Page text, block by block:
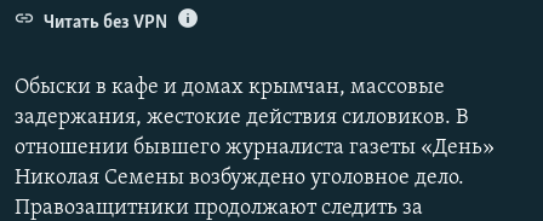
Вернутся
поиску
ИНТЕРАКТИВ
ТЕЛЕПРОЕКТ КРЫМ.РЕАЛИИ
СОВЕТЫ ПРАВОЗАЩИТНИКОВ
ПРОПАВШИЕ БЕЗ ВЕСТИ
РАДІО СВОБОДА
КАК ОБОЙТИ БЛОКИРОВКУ
Українською
Qırımtatar
Обыски в кафе и домах крымчан, массовые
задержания, жестокие действия силовиков. В
отношении бывшего журналиста газеты «День»
Николая Семены возбуждено уголовное дело.
Правозащитники продолжают следить за
Читать без VPN